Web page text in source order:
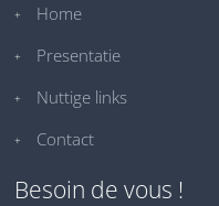
Home
Presentatie
Nuttige links
Contact
Besoin de vous !